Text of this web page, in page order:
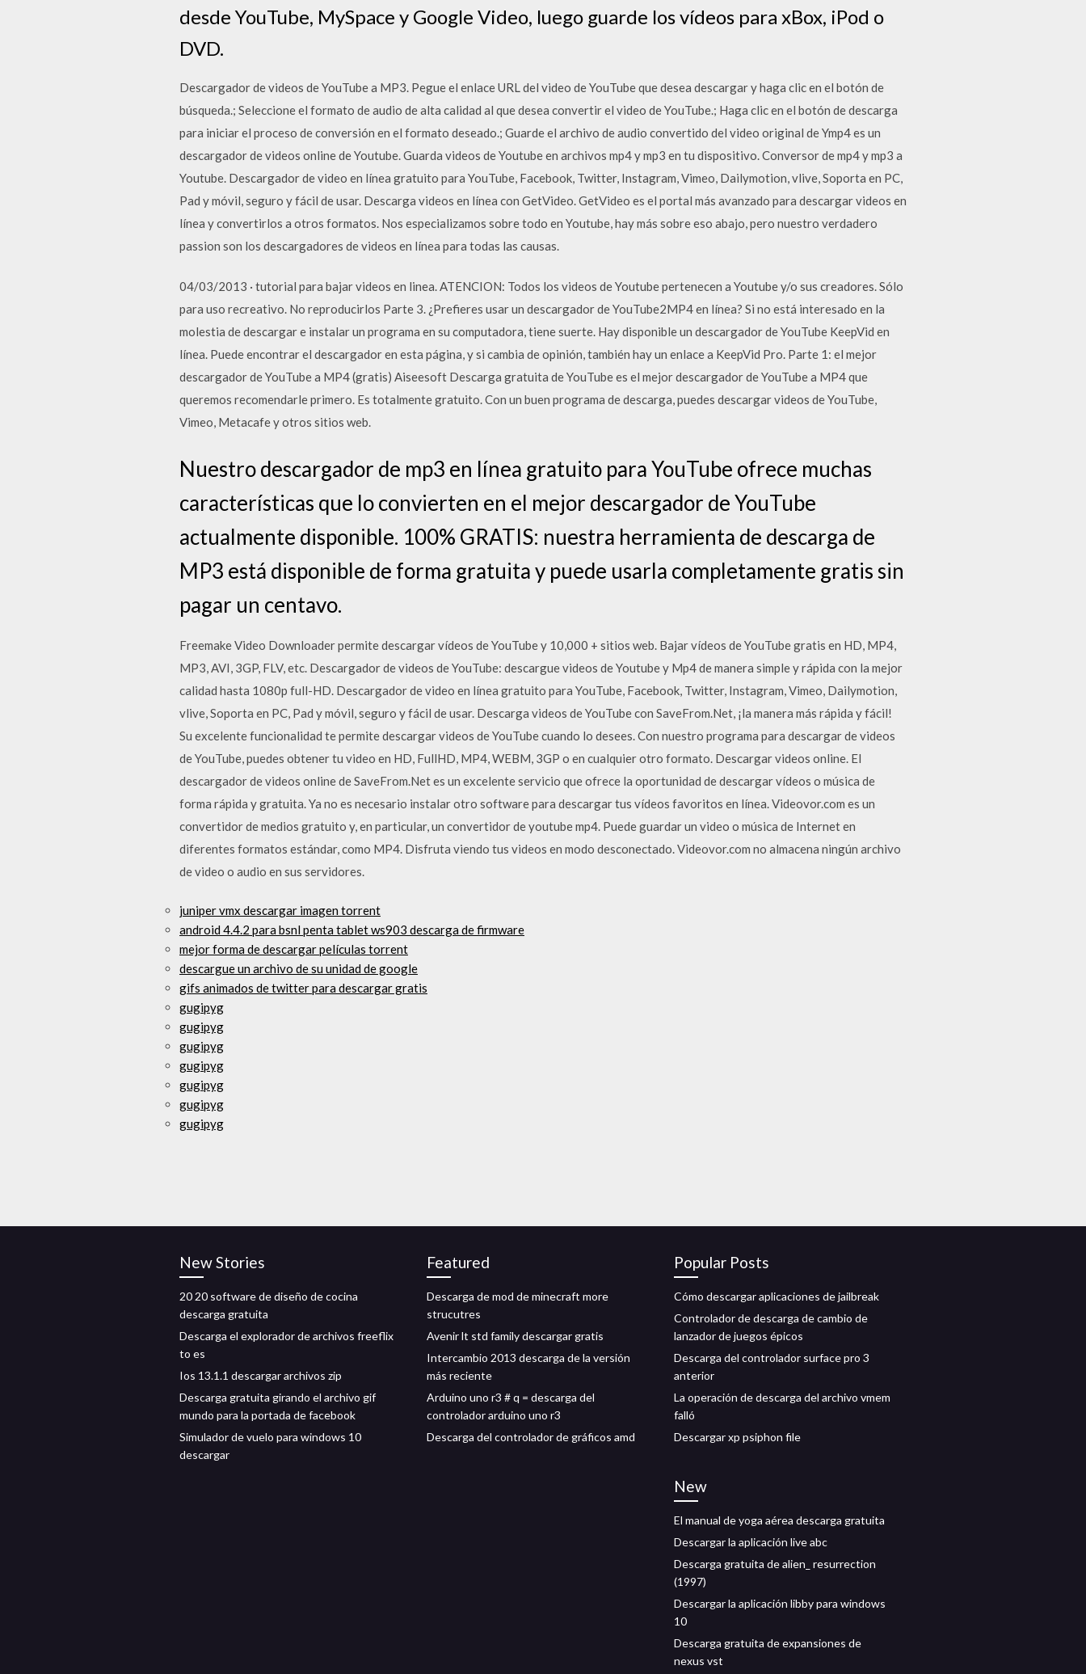
desde YouTube, MySpace y Google Video, luego guarde los vídeos para xBox, iPod o
DVD.
Descargador de videos de YouTube a MP3. Pegue el enlace URL del video de YouTube que desea descargar y haga clic en el botón de
búsqueda.; Seleccione el formato de audio de alta calidad al que desea convertir el video de YouTube.; Haga clic en el botón de descarga
para iniciar el proceso de conversión en el formato deseado.; Guarde el archivo de audio convertido del video original de Ymp4 es un
descargador de videos online de Youtube. Guarda videos de Youtube en archivos mp4 y mp3 en tu dispositivo. Conversor de mp4 y mp3 a
Youtube. Descargador de video en línea gratuito para YouTube, Facebook, Twitter, Instagram, Vimeo, Dailymotion, vlive, Soporta en PC,
Pad y móvil, seguro y fácil de usar. Descarga videos en línea con GetVideo. GetVideo es el portal más avanzado para descargar videos en
línea y convertirlos a otros formatos. Nos especializamos sobre todo en Youtube, hay más sobre eso abajo, pero nuestro verdadero
passion son los descargadores de videos en línea para todas las causas.
04/03/2013 · tutorial para bajar videos en linea. ATENCION: Todos los videos de Youtube pertenecen a Youtube y/o sus creadores. Sólo
para uso recreativo. No reproducirlos Parte 3. ¿Prefieres usar un descargador de YouTube2MP4 en línea? Si no está interesado en la
molestia de descargar e instalar un programa en su computadora, tiene suerte. Hay disponible un descargador de YouTube KeepVid en
línea. Puede encontrar el descargador en esta página, y si cambia de opinión, también hay un enlace a KeepVid Pro. Parte 1: el mejor
descargador de YouTube a MP4 (gratis) Aiseesoft Descarga gratuita de YouTube es el mejor descargador de YouTube a MP4 que
queremos recomendarle primero. Es totalmente gratuito. Con un buen programa de descarga, puedes descargar videos de YouTube,
Vimeo, Metacafe y otros sitios web.
Nuestro descargador de mp3 en línea gratuito para YouTube ofrece muchas
características que lo convierten en el mejor descargador de YouTube
actualmente disponible. 100% GRATIS: nuestra herramienta de descarga de
MP3 está disponible de forma gratuita y puede usarla completamente gratis sin
pagar un centavo.
Freemake Video Downloader permite descargar vídeos de YouTube y 10,000 + sitios web. Bajar vídeos de YouTube gratis en HD, MP4,
MP3, AVI, 3GP, FLV, etc. Descargador de videos de YouTube: descargue videos de Youtube y Mp4 de manera simple y rápida con la mejor
calidad hasta 1080p full-HD. Descargador de video en línea gratuito para YouTube, Facebook, Twitter, Instagram, Vimeo, Dailymotion,
vlive, Soporta en PC, Pad y móvil, seguro y fácil de usar. Descarga videos de YouTube con SaveFrom.Net, ¡la manera más rápida y fácil!
Su excelente funcionalidad te permite descargar videos de YouTube cuando lo desees. Con nuestro programa para descargar de videos
de YouTube, puedes obtener tu video en HD, FullHD, MP4, WEBM, 3GP o en cualquier otro formato. Descargar videos online. El
descargador de videos online de SaveFrom.Net es un excelente servicio que ofrece la oportunidad de descargar vídeos o música de
forma rápida y gratuita. Ya no es necesario instalar otro software para descargar tus vídeos favoritos en línea. Videovor.com es un
convertidor de medios gratuito y, en particular, un convertidor de youtube mp4. Puede guardar un video o música de Internet en
diferentes formatos estándar, como MP4. Disfruta viendo tus videos en modo desconectado. Videovor.com no almacena ningún archivo
de video o audio en sus servidores.
juniper vmx descargar imagen torrent
android 4.4.2 para bsnl penta tablet ws903 descarga de firmware
mejor forma de descargar películas torrent
descargue un archivo de su unidad de google
gifs animados de twitter para descargar gratis
gugipyg
gugipyg
gugipyg
gugipyg
gugipyg
gugipyg
gugipyg
New Stories
20 20 software de diseño de cocina
descarga gratuita
Descarga el explorador de archivos freeflix
to es
Ios 13.1.1 descargar archivos zip
Descarga gratuita girando el archivo gif
mundo para la portada de facebook
Simulador de vuelo para windows 10
descargar
Featured
Descarga de mod de minecraft more
strucutres
Avenir lt std family descargar gratis
Intercambio 2013 descarga de la versión
más reciente
Arduino uno r3 # q = descarga del
controlador arduino uno r3
Descarga del controlador de gráficos amd
Popular Posts
Cómo descargar aplicaciones de jailbreak
Controlador de descarga de cambio de
lanzador de juegos épicos
Descarga del controlador surface pro 3
anterior
La operación de descarga del archivo vmem
falló
Descargar xp psiphon file
New
El manual de yoga aérea descarga gratuita
Descargar la aplicación live abc
Descarga gratuita de alien_ resurrection
(1997)
Descargar la aplicación libby para windows
10
Descarga gratuita de expansiones de
nexus vst